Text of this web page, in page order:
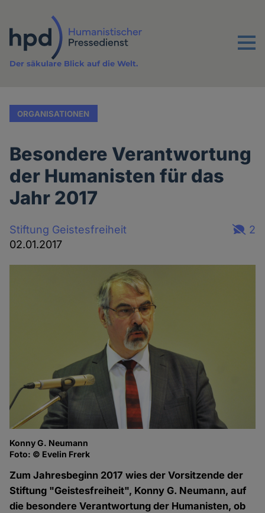
Inhalt
Menu
Der säkulare Blick auf die Welt.
ORGANISATIONEN
Besondere Verantwortung
der Humanisten für das
Jahr 2017
Stiftung Geistesfreiheit
02.01.2017
2
Konny G. Neumann
Foto: © Evelin Frerk
Zum Jahresbeginn 2017 wies der Vorsitzende der
Stiftung "Geistesfreiheit", Konny G. Neumann, auf
die besondere Verantwortung der Humanisten, ob